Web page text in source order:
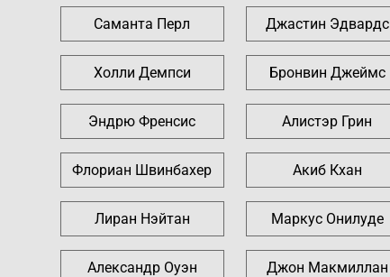
Саманта Перл Джастин Эдвардс
Холли Демпси Бронвин Джеймс
Эндрю Френсис Алистэр Грин
Флориан Швинбахер Акиб Кхан
Лиран Нэйтан Маркус Онилуде
Александр Оуэн Джон Макмиллан